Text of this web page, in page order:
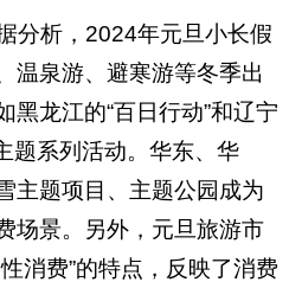
分析，2024年元旦小长假
温泉游、避寒游等冬季出
黑龙江的“百日行动”和辽宁
题系列活动。华东、华
主题项目、主题公园成为
场景。另外，元旦旅游市
消费”的特点，反映了消费